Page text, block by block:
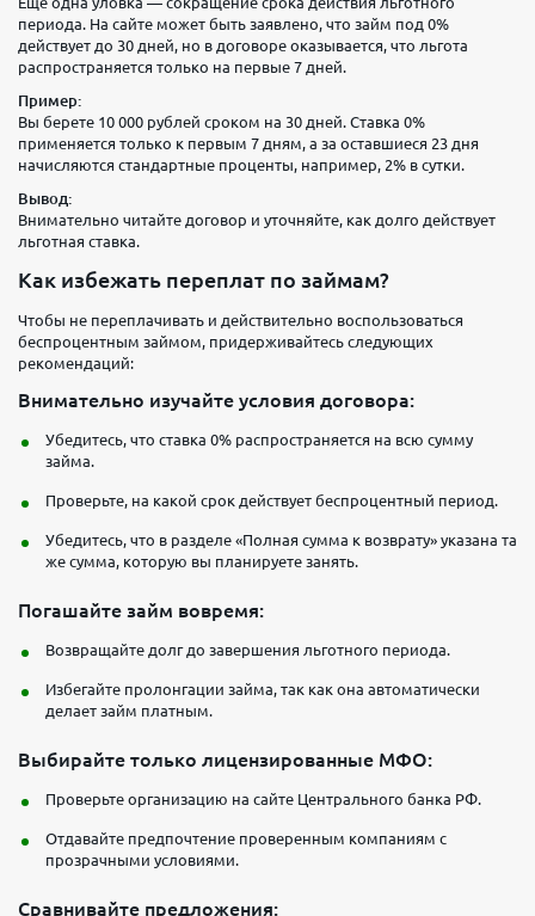
периода. На сайте может быть заявлено, что займ под 0%
действует до 30 дней, но в договоре оказывается, что льгота
распространяется только на первые 7 дней.
Пример:
Вы берете 10 000 рублей сроком на 30 дней. Ставка 0%
применяется только к первым 7 дням, а за оставшиеся 23 дня
начисляются стандартные проценты, например, 2% в сутки.
Вывод:
Внимательно читайте договор и уточняйте, как долго действует
льготная ставка.
Как избежать переплат по займам?
Чтобы не переплачивать и действительно воспользоваться
беспроцентным займом, придерживайтесь следующих
рекомендаций:
Внимательно изучайте условия договора:
Убедитесь, что ставка 0% распространяется на всю сумму
займа.
Проверьте, на какой срок действует беспроцентный период.
Убедитесь, что в разделе «Полная сумма к возврату» указана та
же сумма, которую вы планируете занять.
Погашайте займ вовремя:
Возвращайте долг до завершения льготного периода.
Избегайте пролонгации займа, так как она автоматически
делает займ платным.
Выбирайте только лицензированные МФО:
Проверьте организацию на сайте Центрального банка РФ.
Отдавайте предпочтение проверенным компаниям с
прозрачными условиями.
Сравнивайте предложения: